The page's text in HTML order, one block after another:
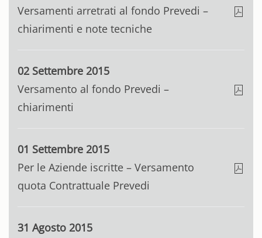
Versamenti arretrati al fondo Prevedi –
chiarimenti e note tecniche
02 Settembre 2015
Versamento al fondo Prevedi –
chiarimenti
01 Settembre 2015
Per le Aziende iscritte – Versamento
quota Contrattuale Prevedi
31 Agosto 2015